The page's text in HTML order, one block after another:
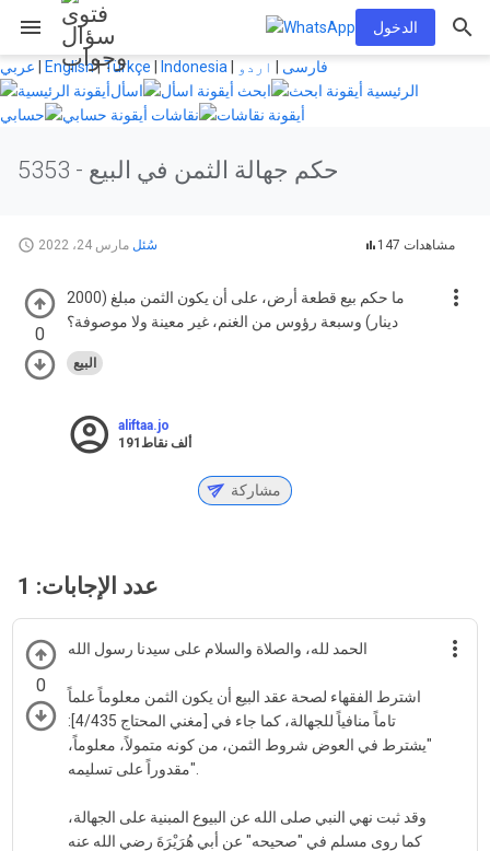
menu الدخول
عربي English|Türkçe Indonesia فارسی
اردو
الرئيسية
ابحث
اسأل
نقاشات
حسابي
5353 - حكم جهالة الثمن في البيع
سُئل مارس 24، 2022 147 مشاهدات
0
ما حكم بيع قطعة أرض، على أن يكون الثمن مبلغ (2000
دينار) وسبعة رؤوس من الغنم، غير معينة ولا موصوفة؟
البيع
aliftaa.jo
191ألفنقاط
مشاركة
عدد الإجابات: 1
0
الحمد لله، والصلاة والسلام على سيدنا رسول الله
اشترط الفقهاء لصحة عقد البيع أن يكون الثمن معلوماً علماً
تاماً منافياً للجهالة، كما جاء في [مغني المحتاج 4/435]:
"يشترط في العوض شروط الثمن، من كونه متمولاً، معلوماً،
مقدوراً على تسليمه".
وقد ثبت نهي النبي صلى الله عن البيوع المبنية على الجهالة،
كما روى مسلم في "صحيحه" عن أبي هُرَيْرَةَ رضي الله عنه